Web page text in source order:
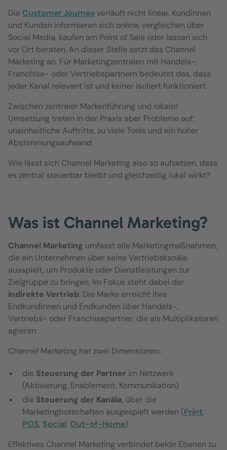
Die Customer Journeyverläuft nicht linear. Kundinnen
und Kunden informieren sich online, vergleichen über
Social Media, kaufen am Point of Sale oder lassen sich
vor Ort beraten. An dieser Stelle setzt das Channel
Marketing an. Für Marketingzentralen mit Handels-,
Franchise- oder Vertriebspartnern bedeutet das, dass
jeder Kanal relevant ist und keiner isoliert funktioniert.
Zwischen zentraler Markenführung und lokaler
Umsetzung treten in der Praxis aber Probleme auf:
uneinheitliche Auftritte, zu viele Tools und ein hoher
Abstimmungsaufwand.
Wie lässt sich Channel Marketing also so aufsetzen, dass
es zentral steuerbar bleibt und gleichzeitig lokal wirkt?
Was ist Channel Marketing?
Channel Marketing umfasst alle Marketingmaßnahmen,
die ein Unternehmen über seine Vertriebskanäle
ausspielt, um Produkte oder Dienstleistungen zur
Zielgruppe zu bringen. Im Fokus steht dabei der
indirekte Vertrieb: Die Marke erreicht ihre
Endkundinnen und Endkunden über Handels-,
Vertriebs- oder Franchisepartner, die als Multiplikatoren
agieren.
Channel Marketing hat zwei Dimensionen:
die Steuerung der Partner im Netzwerk
(Aktivierung, Enablement, Kommunikation)
die Steuerung der Kanäle, über die
Marketingbotschaften ausgespielt werden (Print,
POS, Social, Out-of-Home)
Effektives Channel Marketing verbindet beide Ebenen zu